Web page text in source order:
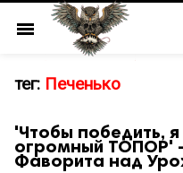
menu
тег: Печенько
'Чтобы победить,
огромный ТОПОР'
Фаворита над